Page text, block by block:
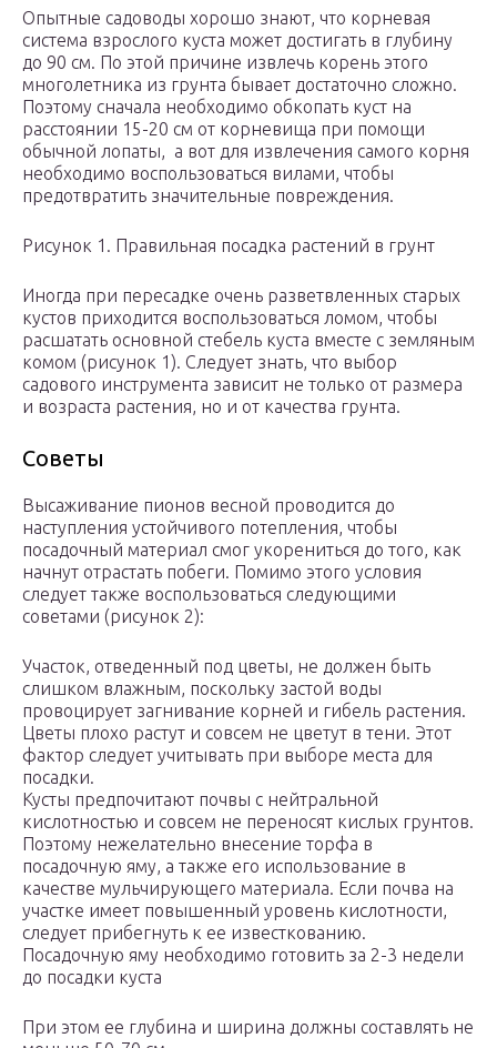
Опытные садоводы хорошо знают, что корневая
система взрослого куста может достигать в глубину
до 90 см. По этой причине извлечь корень этого
многолетника из грунта бывает достаточно сложно.
Поэтому сначала необходимо обкопать куст на
расстоянии 15-20 см от корневища при помощи
обычной лопаты, а вот для извлечения самого корня
необходимо воспользоваться вилами, чтобы
предотвратить значительные повреждения.
Рисунок 1. Правильная посадка растений в грунт
Иногда при пересадке очень разветвленных старых
кустов приходится воспользоваться ломом, чтобы
расшатать основной стебель куста вместе с земляным
комом (рисунок 1). Следует знать, что выбор
садового инструмента зависит не только от размера
и возраста растения, но и от качества грунта.
Советы
Высаживание пионов весной проводится до
наступления устойчивого потепления, чтобы
посадочный материал смог укорениться до того, как
начнут отрастать побеги. Помимо этого условия
следует также воспользоваться следующими
советами (рисунок 2):
Участок, отведенный под цветы, не должен быть
слишком влажным, поскольку застой воды
провоцирует загнивание корней и гибель растения.
Цветы плохо растут и совсем не цветут в тени. Этот
фактор следует учитывать при выборе места для
посадки.
Кусты предпочитают почвы с нейтральной
кислотностью и совсем не переносят кислых грунтов.
Поэтому нежелательно внесение торфа в
посадочную яму, а также его использование в
качестве мульчирующего материала. Если почва на
участке имеет повышенный уровень кислотности,
следует прибегнуть к ее известкованию.
Посадочную яму необходимо готовить за 2-3 недели
до посадки куста
При этом ее глубина и ширина должны составлять не